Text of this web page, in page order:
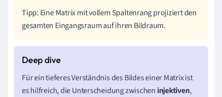
Tipp: Eine Matrix mit vollem Spaltenrang projiziert den
gesamten Eingangsraum auf ihren Bildraum.
Für ein tieferes Verständnis des Bildes einer Matrix ist
es hilfreich, die Unterscheidung zwischen injektiven,